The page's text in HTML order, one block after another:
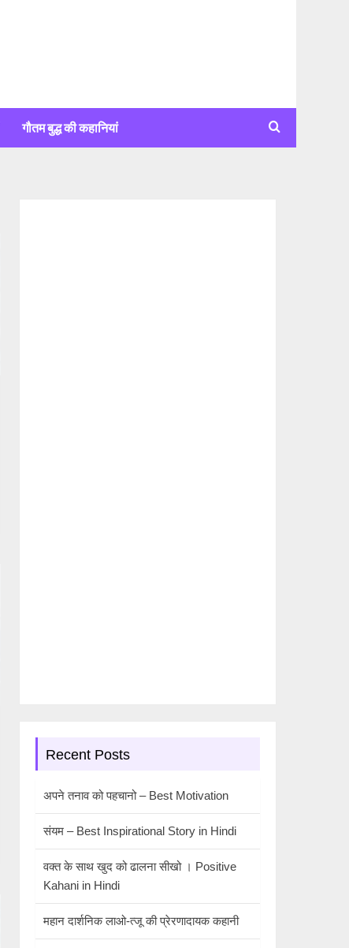
गौतम बुद्ध की कहानियां
Recent Posts
अपने तनाव को पहचानो – Best Motivation
संयम – Best Inspirational Story in Hindi
वक्त के साथ खुद को ढालना सीखो । Positive
Kahani in Hindi
महान दार्शनिक लाओ-त्जू की प्रेरणादायक कहानी